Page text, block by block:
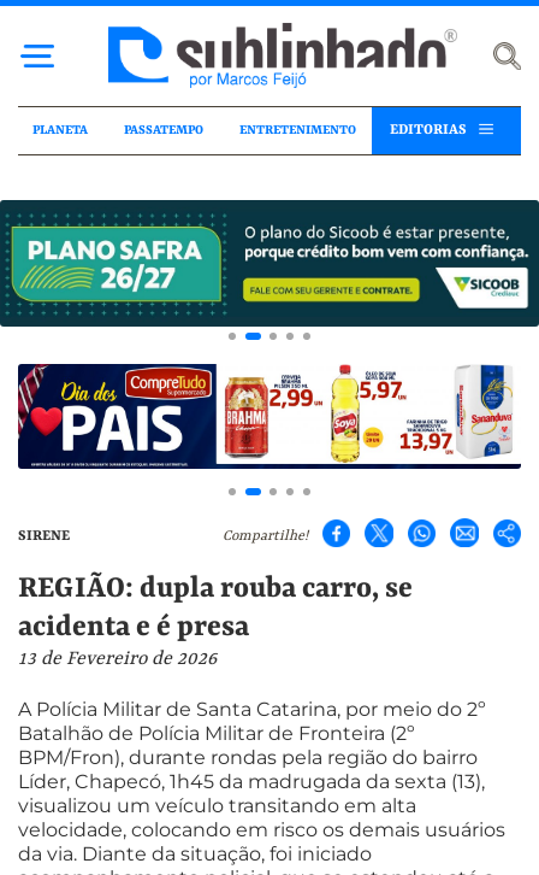
PLANETA PASSATEMPO ENTRETENIMENTO EDITORIAS
SIRENE Compartilhe!
REGIÃO: dupla rouba carro, se
acidenta e é presa
13 de Fevereiro de 2026
A Polícia Militar de Santa Catarina, por meio do 2º
Batalhão de Polícia Militar de Fronteira (2º
BPM/Fron), durante rondas pela região do bairro
Líder, Chapecó, 1h45 da madrugada da sexta (13),
visualizou um veículo transitando em alta
velocidade, colocando em risco os demais usuários
da via. Diante da situação, foi iniciado